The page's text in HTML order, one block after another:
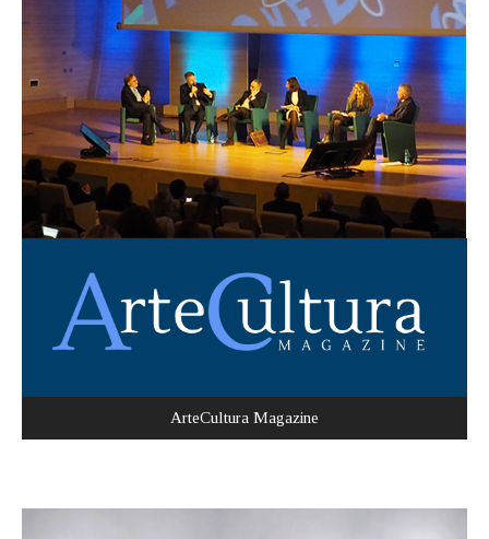
ArteCultura Magazine